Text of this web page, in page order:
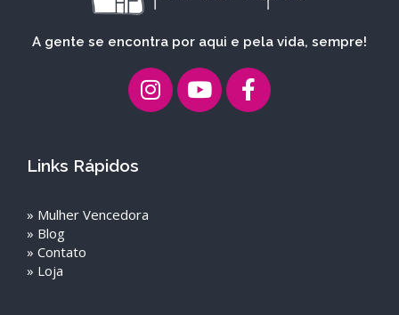
A gente se encontra por aqui e pela vida, sempre!
Links Rápidos
» Mulher Vencedora
» Blog
» Contato
» Loja